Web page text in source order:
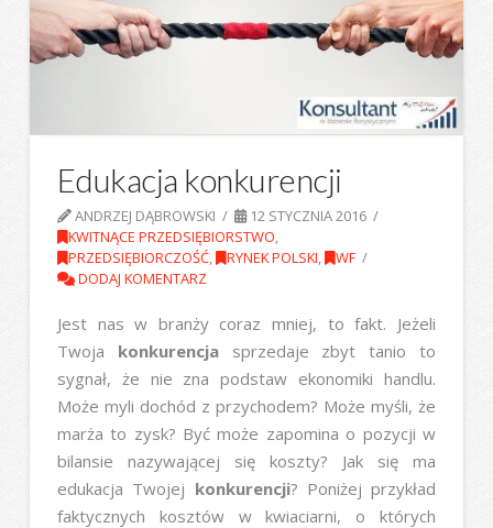
Edukacja konkurencji
ANDRZEJ DĄBROWSKI
12 STYCZNIA 2016
KWITNĄCE PRZEDSIĘBIORSTWO,
PRZEDSIĘBIORCZOŚĆ, RYNEK POLSKI,
WF
DODAJ KOMENTARZ
Jest nas w branży coraz mniej, to fakt. Jeżeli
Twoja konkurencjasprzedaje zbyt tanio to
sygnał, że nie zna podstaw ekonomiki handlu.
Może myli dochód z przychodem? Może myśli, że
marża to zysk? Być może zapomina o pozycji w
bilansie nazywającej się koszty? Jak się ma
edukacja Twojej konkurencji? Poniżej przykład
faktycznych kosztów w kwiaciarni, o których